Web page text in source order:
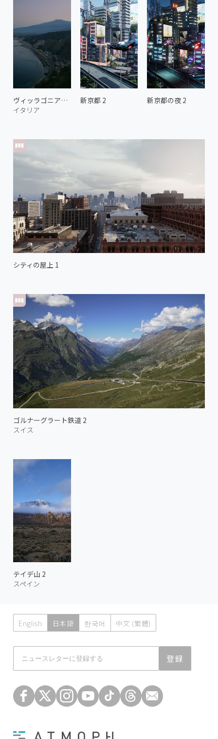
ヴィッラゴニアの海岸 1
イタリア
シティの屋上 1
ゴルナーグラート鉄道 2
スイス
新京都 2 新京都の夜 2
テイデ山 2
スペイン
English 日本語 한국어 中文 (繁體)
Atmoph News
登録